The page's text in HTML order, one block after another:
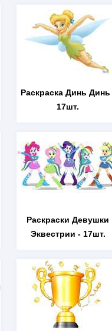
Раскраска Динь Динь
17шт.
Раскраски Девушки
Эквестрии - 17шт.